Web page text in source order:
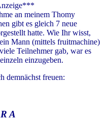
an meinem Thomy
gibt es gleich 7 neue
hatte. Wie Ihr wisst,
Mann (mittels fruitmachine)
Teilnehmer gab, war es
einzugeben.
demnächst freuen:
A